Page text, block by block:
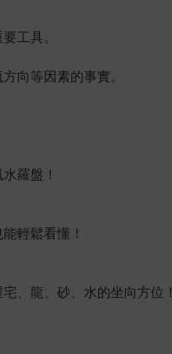
工具。
向等因素的事實。
羅盤！
輕鬆看懂！
、龍、砂、水的坐向方位！